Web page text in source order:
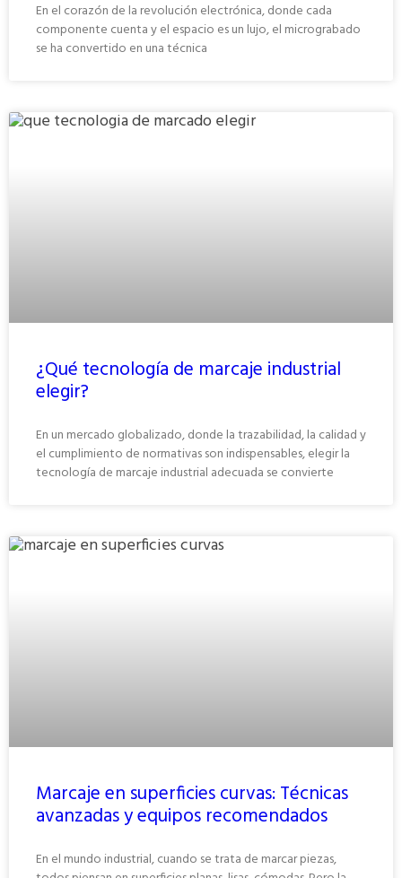
En el corazón de la revolución electrónica, donde cada
componente cuenta y el espacio es un lujo, el micrograbado
se ha convertido en una técnica
¿Qué tecnología de marcaje industrial
elegir?
En un mercado globalizado, donde la trazabilidad, la calidad y
el cumplimiento de normativas son indispensables, elegir la
tecnología de marcaje industrial adecuada se convierte
Marcaje en superficies curvas: Técnicas
avanzadas y equipos recomendados
En el mundo industrial, cuando se trata de marcar piezas,